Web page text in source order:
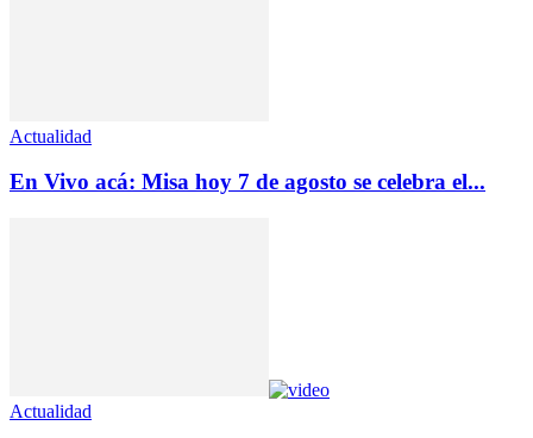
Actualidad
En Vivo acá: Misa hoy 7 de agosto se celebra el...
Actualidad